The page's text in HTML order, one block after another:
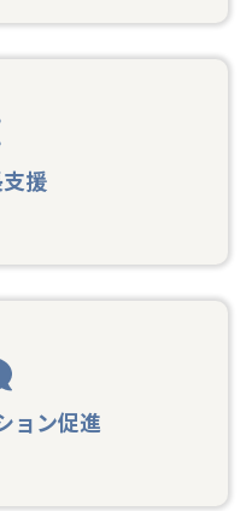
援
ョン促進